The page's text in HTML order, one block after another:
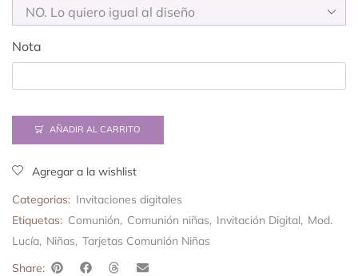
Nota
AÑADIR AL CARRITO
Agregar a la wishlist
Categorias: Invitaciones digitales
Etiquetas: Comunión, Comunión niñas, Invitación Digital, Mod.
Lucía, Niñas, Tarjetas Comunión Niñas
Share: